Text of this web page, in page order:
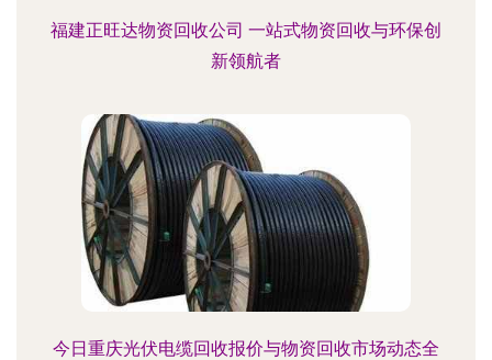
福建正旺达物资回收公司 一站式物资回收与环保创
新领航者
今日重庆光伏电缆回收报价与物资回收市场动态全